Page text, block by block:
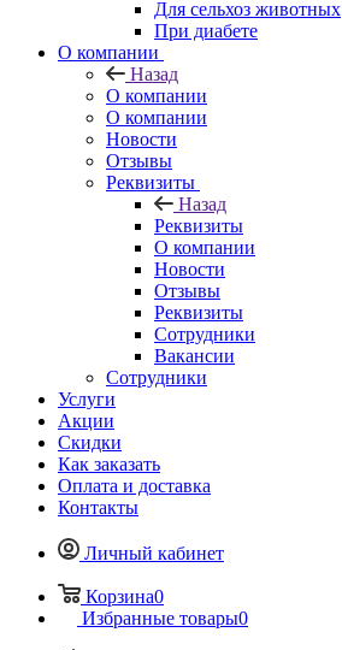
Для сельхоз животных
При диабете
О компании
Назад
О компании
О компании
Новости
Отзывы
Реквизиты
Назад
Реквизиты
О компании
Новости
Отзывы
Реквизиты
Сотрудники
Вакансии
Сотрудники
Услуги
Акции
Скидки
Как заказать
Оплата и доставка
Контакты
Личный кабинет
Корзина0
Избранные товары0